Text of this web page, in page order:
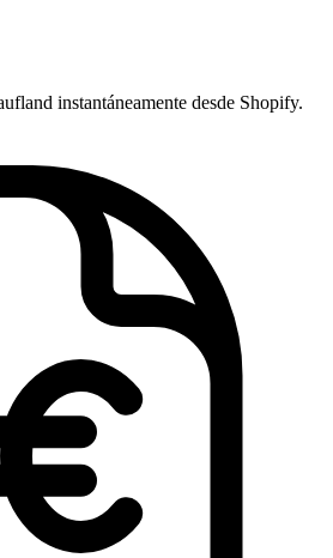
instantáneamente desde Shopify.